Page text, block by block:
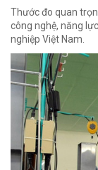
Thước đo quan
công nghệ, năng
nghiệp Việt Nam.